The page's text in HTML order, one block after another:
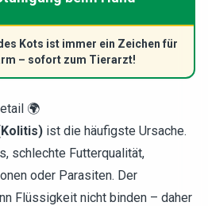
Kots ist immer ein Zeichen für
– sofort zum Tierarzt!
🌍
ist die häufigste Ursache.
schlechte Futterqualität,
oder Parasiten. Der
Flüssigkeit nicht binden – daher